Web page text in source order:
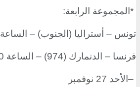
*المجموعة الرابعة:
تونس – أستراليا (الجنوب) – الساعة 10:00
فرنسا – الدنمارك (974) – الساعة 16:00
–الأحد 27 نوفمبر